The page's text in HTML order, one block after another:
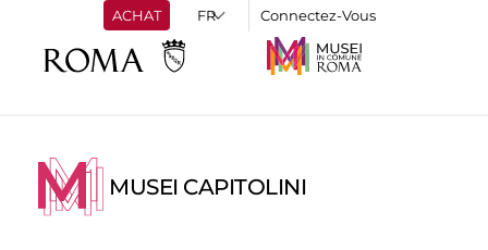
ACHAT Connectez-Vous
MUSEI CAPITOLINI